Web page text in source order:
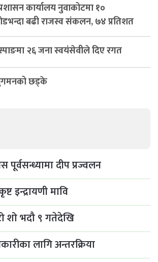
कार्यालय नुवाकोटमा १०
बढी राजस्व संकलन, ७४ प्रतिशत
फर्छयौट
२६ जना स्वयंसेवीले दिए रगत
छड्के
पूर्वसन्ध्यामा दीप प्रज्वलन
इन्द्रायणी मावि
शो भदौ ९ गतेदेखि
लागि अन्तरक्रिया